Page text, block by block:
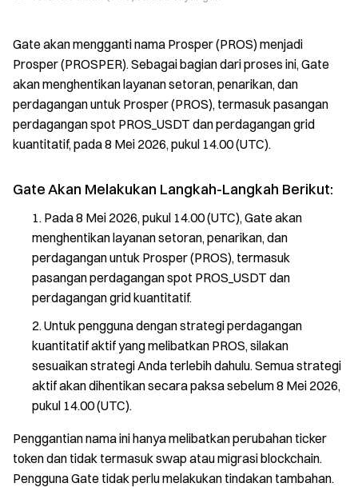
Gate akan mengganti nama Prosper (PROS) menjadi
Prosper (PROSPER). Sebagai bagian dari proses ini, Gate
akan menghentikan layanan setoran, penarikan, dan
perdagangan untuk Prosper (PROS), termasuk pasangan
perdagangan spot PROS_USDT dan perdagangan grid
kuantitatif, pada 8 Mei 2026, pukul 14.00 (UTC).
Gate Akan Melakukan Langkah-Langkah Berikut:
Pada 8 Mei 2026, pukul 14.00 (UTC), Gate akan
menghentikan layanan setoran, penarikan, dan
perdagangan untuk Prosper (PROS), termasuk
pasangan perdagangan spot PROS_USDT dan
perdagangan grid kuantitatif.
Untuk pengguna dengan strategi perdagangan
kuantitatif aktif yang melibatkan PROS, silakan
sesuaikan strategi Anda terlebih dahulu. Semua strategi
aktif akan dihentikan secara paksa sebelum 8 Mei 2026,
pukul 14.00 (UTC).
Penggantian nama ini hanya melibatkan perubahan ticker
token dan tidak termasuk swap atau migrasi blockchain.
Pengguna Gate tidak perlu melakukan tindakan tambahan.